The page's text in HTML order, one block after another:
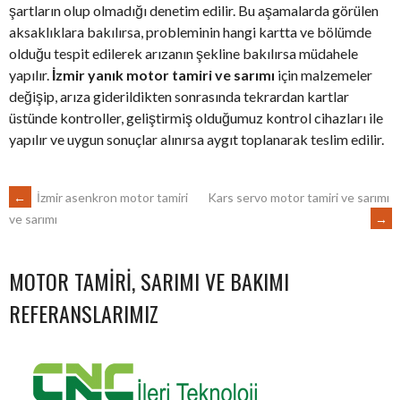
şartların olup olmadığı denetim edilir. Bu aşamalarda görülen
aksaklıklara bakılırsa, probleminin hangi kartta ve bölümde
olduğu tespit edilerek arızanın şekline bakılırsa müdahele
yapılır. İzmir yanık motor tamiri ve sarımı için malzemeler
değişip, arıza giderildikten sonrasında tekrardan kartlar
üstünde kontroller, geliştirmiş olduğumuz kontrol cihazları ile
yapılır ve uygun sonuçlar alınırsa aygıt toplanarak teslim edilir.
POST
NAVIGATION
←
İzmir asenkron motor tamiri
ve sarımı
Kars servo motor tamiri ve sarımı
→
MOTOR TAMIRI, SARIMI VE BAKIMI
REFERANSLARIMIZ